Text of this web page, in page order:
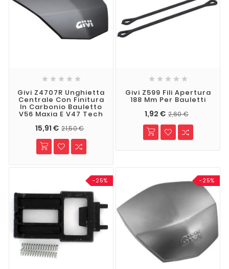
    
Givi Z4707R Unghietta
Centrale Con Finitura
In Carbonio Bauletto
V56 Maxia E V47 Tech
15,91 € 21,50 €
    
Givi Z599 Fili Apertura
188 Mm Per Bauletti
1,92 € 2,60 €
-25% -25%